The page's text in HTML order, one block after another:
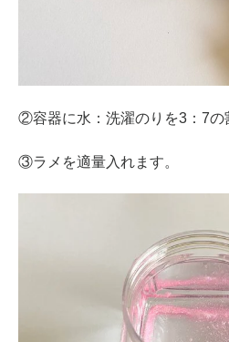
②容器に水：洗濯のりを3：7の
③ラメを適量入れます。